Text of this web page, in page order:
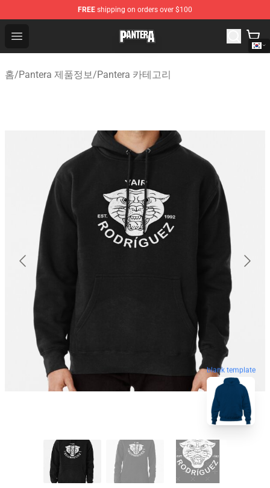
FREE shipping on orders over $100
Open menu
Pantera Store - Official Pantera Merchandise Shop
홈/Pantera 제품정보/Pantera 카테고리
blank template